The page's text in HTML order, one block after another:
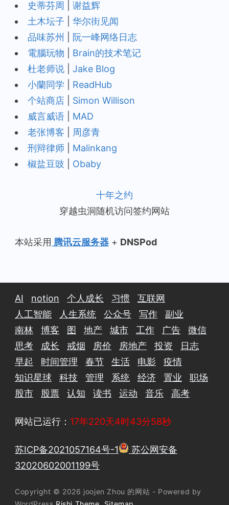
史蒂芬周
谢益辉
土木坛子
华尔街见闻
品味苏州
阮一峰网络日志
電腦玩物
Brain的技术笔记
杜老师说
Jake Blog
小蘭同学
ReadHub
个站商店
Simon Willison
威言威语
MAD
老张博客
周彦青
刑辩律师
Malinkang
椒盐豆豉
Obaby
十年之约
穿越虫洞随机访问签约网站
本站采用 腾讯云服务器 + DNSPod
AI notion 个人成长 习惯
互联网
人工智能
人生系统 公众号 写作
副业
南林
博客 图 地产 城市 工作 广告
微信
思考
成长 戒烟 房价 房地产 投资
日志
早起
时间管理 春节 生活 电影
疫情
知识星球
科技 管理 系统 经济 置业
职场
股市
股票 认知 读书 运动 音乐 高考
网站已运行： 17年220天4时43分58秒
苏ICP备2021057164号-1
苏公网安备
32020602001199号
Copyright © 2026 joojen Zhou 的网站 - Powered by